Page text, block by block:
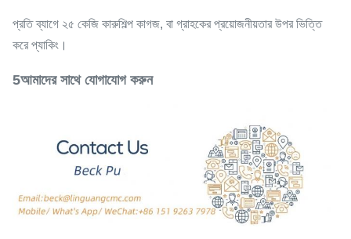
প্রতি ব্যাগে ২৫ কেজি কারুশিল্প কাগজ, বা গ্রাহকের প্রয়োজনীয়তার উপর ভিত্তি
করে প্যাকিং।
5আমাদের সাথে যোগাযোগ করুন